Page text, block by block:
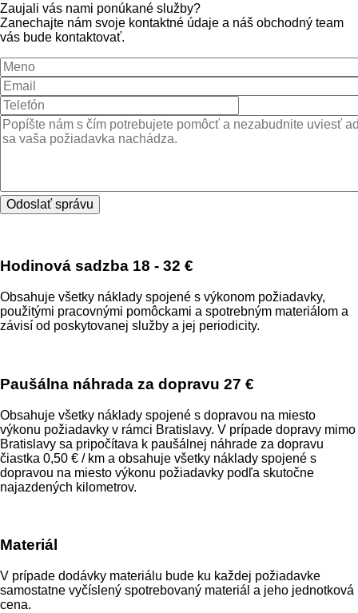
Zaujali vás nami ponúkané služby?
Zanechajte nám svoje kontaktné údaje a náš obchodný team
vás bude kontaktovať.
Meno
Email
Správa
Hodinová sadzba 18 - 32 €
Obsahuje všetky náklady spojené s výkonom požiadavky,
použitými pracovnými pomôckami a spotrebným materiálom a
závisí od poskytovanej služby a jej periodicity.
Paušálna náhrada za dopravu 27 €
Obsahuje všetky náklady spojené s dopravou na miesto
výkonu požiadavky v rámci Bratislavy. V prípade dopravy mimo
Bratislavy sa pripočítava k paušálnej náhrade za dopravu
čiastka 0,50 € / km a obsahuje všetky náklady spojené s
dopravou na miesto výkonu požiadavky podľa skutočne
najazdených kilometrov.
Materiál
V prípade dodávky materiálu bude ku každej požiadavke
samostatne vyčíslený spotrebovaný materiál a jeho jednotková
cena.